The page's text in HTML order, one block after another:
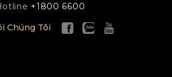
+1800 6600
Chúng Tôi